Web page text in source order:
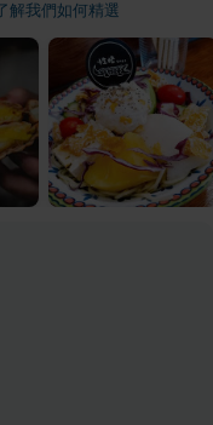
了解我們如何精選